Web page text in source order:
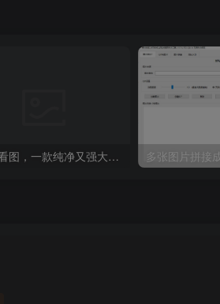
爱奇艺看图，一款纯净又强大的看图工具 多张图片拼接